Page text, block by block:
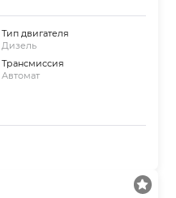
Тип двигателя
Дизель
Трансмиссия
Автомат